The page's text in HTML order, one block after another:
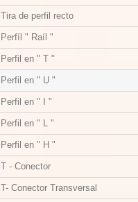
Tira de perfil recto
Perfíl " Raíl "
Perfil en " T "
Perfil en " U "
Perfil en " I "
Perfil en " L "
Perfil en " H "
T - Conector
T- Conector Transversal